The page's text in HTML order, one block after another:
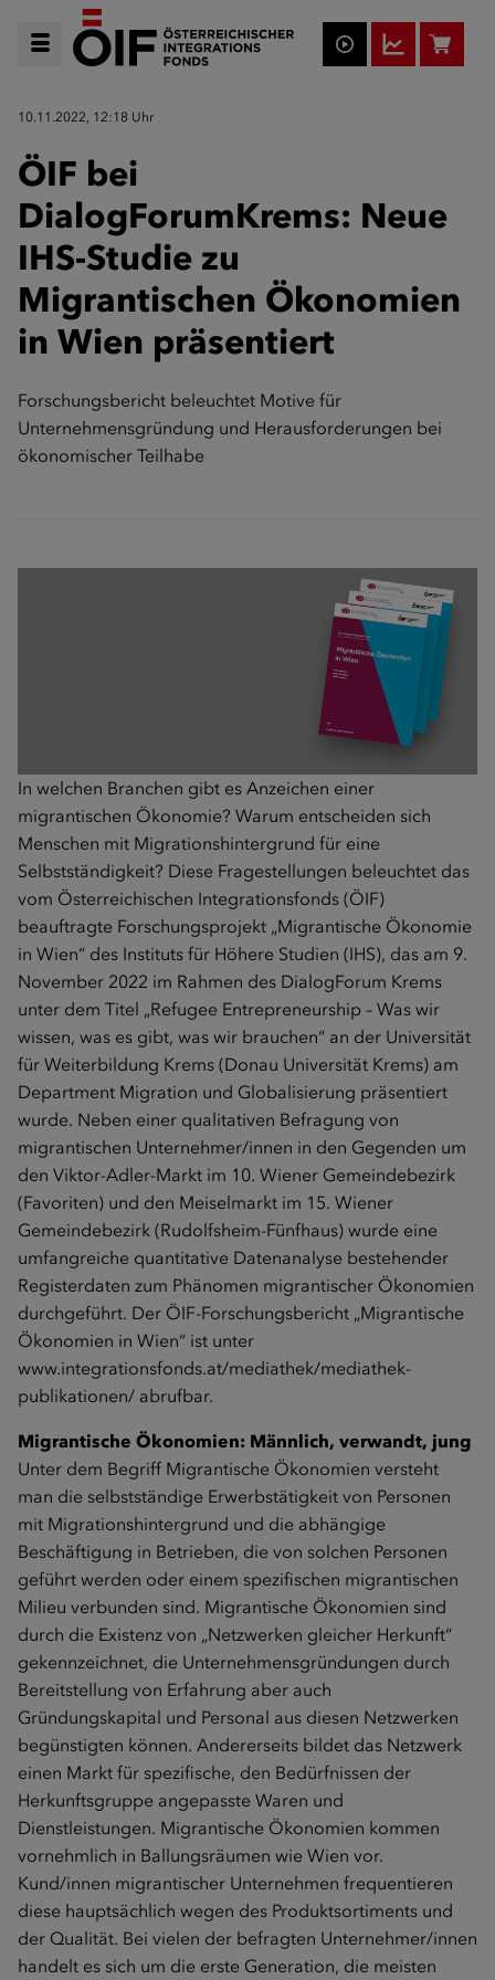
10.11.2022, 12:18 Uhr
ÖIF bei
DialogForumKrems: Neue
IHS-Studie zu
Migrantischen Ökonomien
in Wien präsentiert
Forschungsbericht beleuchtet Motive für
Unternehmensgründung und Herausforderungen bei
ökonomischer Teilhabe
In welchen Branchen gibt es Anzeichen einer
migrantischen Ökonomie? Warum entscheiden sich
Menschen mit Migrationshintergrund für eine
Selbstständigkeit? Diese Fragestellungen beleuchtet das
vom Österreichischen Integrationsfonds (ÖIF)
beauftragte Forschungsprojekt „Migrantische Ökonomie
in Wien“ des Instituts für Höhere Studien (IHS), das am 9.
November 2022 im Rahmen des DialogForum Krems
unter dem Titel „Refugee Entrepreneurship – Was wir
wissen, was es gibt, was wir brauchen“ an der Universität
für Weiterbildung Krems (Donau Universität Krems) am
Department Migration und Globalisierung präsentiert
wurde. Neben einer qualitativen Befragung von
migrantischen Unternehmer/innen in den Gegenden um
den Viktor-Adler-Markt im 10. Wiener Gemeindebezirk
(Favoriten) und den Meiselmarkt im 15. Wiener
Gemeindebezirk (Rudolfsheim-Fünfhaus) wurde eine
umfangreiche quantitative Datenanalyse bestehender
Registerdaten zum Phänomen migrantischer Ökonomien
durchgeführt. Der ÖIF-Forschungsbericht „Migrantische
Ökonomien in Wien“ ist unter
www.integrationsfonds.at/mediathek/mediathek-
publikationen/ abrufbar.
Migrantische Ökonomien: Männlich, verwandt, jung
Unter dem Begriff Migrantische Ökonomien versteht
man die selbstständige Erwerbstätigkeit von Personen
mit Migrationshintergrund und die abhängige
Beschäftigung in Betrieben, die von solchen Personen
geführt werden oder einem spezifischen migrantischen
Milieu verbunden sind. Migrantische Ökonomien sind
durch die Existenz von „Netzwerken gleicher Herkunft“
gekennzeichnet, die Unternehmensgründungen durch
Bereitstellung von Erfahrung aber auch
Gründungskapital und Personal aus diesen Netzwerken
begünstigten können. Andererseits bildet das Netzwerk
einen Markt für spezifische, den Bedürfnissen der
Herkunftsgruppe angepasste Waren und
Dienstleistungen. Migrantische Ökonomien kommen
vornehmlich in Ballungsräumen wie Wien vor.
Kund/innen migrantischer Unternehmen frequentieren
diese hauptsächlich wegen des Produktsortiments und
der Qualität. Bei vielen der befragten Unternehmer/innen
handelt es sich um die erste Generation, die meisten